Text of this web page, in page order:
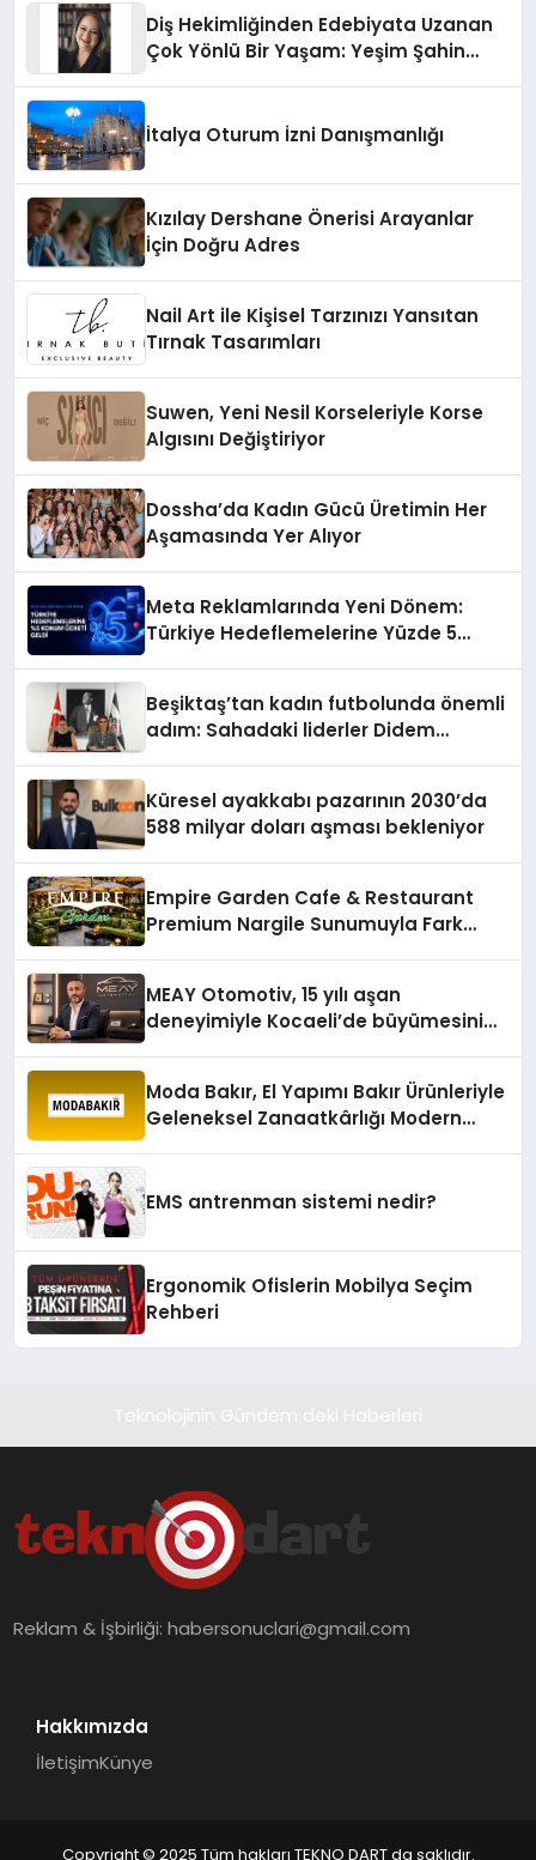
Diş Hekimliğinden Edebiyata Uzanan
Çok Yönlü Bir Yaşam: Yeşim Şahin
İtalya Oturum İzni Danışmanlığı
Kızılay Dershane Önerisi Arayanlar
İçin Doğru Adres
Nail Art ile Kişisel Tarzınızı Yansıtan
Tırnak Tasarımları
Suwen, Yeni Nesil Korseleriyle Korse
Algısını Değiştiriyor
Dossha’da Kadın Gücü Üretimin Her
Aşamasında Yer Alıyor
Meta Reklamlarında Yeni Dönem:
Türkiye Hedeflemelerine Yüzde 5
Beşiktaş’tan kadın futbolunda önemli
adım: Sahadaki liderler Didem
Küresel ayakkabı pazarının 2030’da
588 milyar doları aşması bekleniyor
Empire Garden Cafe & Restaurant
Premium Nargile Sunumuyla Fark
MEAY Otomotiv, 15 yılı aşan
deneyimiyle Kocaeli’de büyümesini
Moda Bakır, El Yapımı Bakır Ürünleriyle
Geleneksel Zanaatkârlığı Modern
EMS antrenman sistemi nedir?
Ergonomik Ofislerin Mobilya Seçim
Rehberi
Reklam & İşbirliği:habersonuclari@gmail.com
Hakkımızda
İletişimKünye
Copyright © 2025 Tüm hakları TEKNO DART da saklıdır.